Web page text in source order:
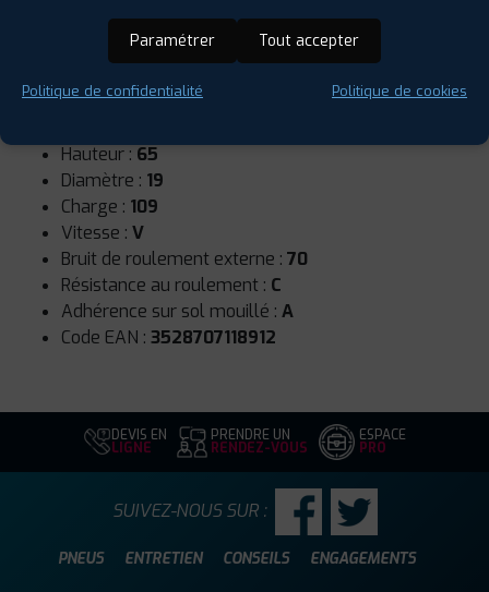
Runflat :Non
Hauteur : 65
Diamètre : 19
Charge : 109
Vitesse : V
Bruit de roulement externe : 70
Résistance au roulement : C
Adhérence sur sol mouillé : A
Code EAN : 3528707118912
DEVIS EN
LIGNE
PRENDRE UN
RENDEZ-VOUS
ESPACE
PRO
PNEUS ENTRETIEN CONSEILS ENGAGEMENTS
SUIVEZ-NOUS SUR :
Paramétrer Tout accepter
Politique de confidentialité Politique de cookies